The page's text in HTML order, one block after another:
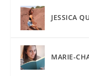
JESSICA
MARIE-